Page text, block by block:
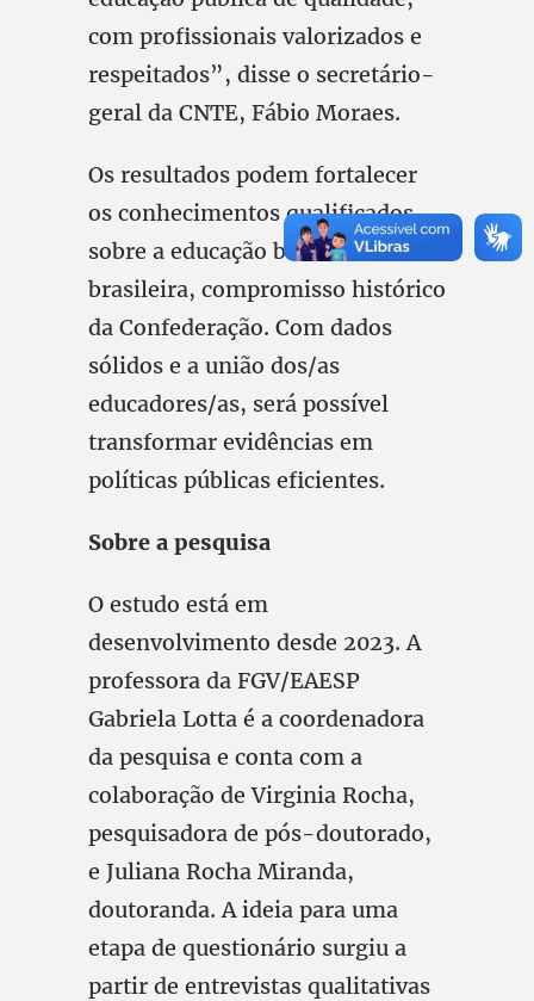
com profissionais valorizados e
respeitados”, disse o secretário-
geral da CNTE, Fábio Moraes.
Os resultados podem fortalecer
os conhecimentos qualificados
sobre a educação básica
brasileira, compromisso histórico
da Confederação. Com dados
sólidos e a união dos/as
educadores/as, será possível
transformar evidências em
políticas públicas eficientes.
Sobre a pesquisa
O estudo está em
desenvolvimento desde 2023. A
professora da FGV/EAESP
Gabriela Lotta é a coordenadora
da pesquisa e conta com a
colaboração de Virginia Rocha,
pesquisadora de pós-doutorado,
e Juliana Rocha Miranda,
doutoranda. A ideia para uma
etapa de questionário surgiu a
partir de entrevistas qualitativas